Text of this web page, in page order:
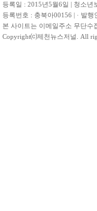
등록일 : 2015년5월6일 | 청소
등록번호 : 충북아00156 | · 발
본 사이트는 이메일주소 무단수
Copyright⒞제천뉴스저널. All